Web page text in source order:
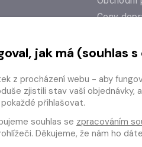
Ceny
Prodejna
jak má (souhlas
z procházení webu - aby
zjistili stav vaší objednávky,
přihlašovat.
souhlas se zpracováním
Děkujeme, že nám ho